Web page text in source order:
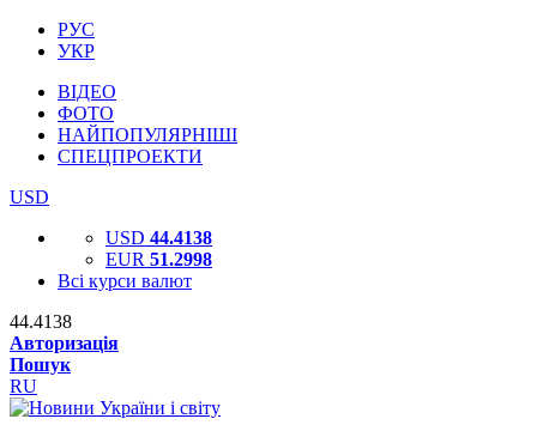
РУС
УКР
ВІДЕО
ФОТО
НАЙПОПУЛЯРНІШІ
СПЕЦПРОЕКТИ
USD
USD 44.4138
EUR 51.2998
Всі курси валют
44.4138
Авторизація
Пошук
RU